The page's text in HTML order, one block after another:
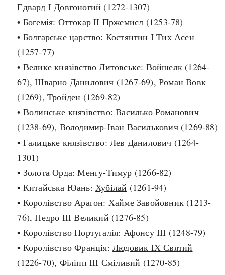
СЬОГОДНІ
ЗАГОЛОВКИ
ПРАВИЛА ЖИТТЯ
ВИ (НЕ) ЗНАЛИ
ПОДКАСТИ
КРУГЛІ ДАТИ
КАРТИ
НОТА БЕНЕ
ФОТОІСТОРІЇ
ПРЯМА МОВА
МОЯ ІСТОРІЯ
Рубрики
Битви і війни
Кримінал
Культура і мистецтво
Людина і суспільство
Наука, освіта і техніка
Україна
Княжа доба
Українська революція
Хронологія
Античні часи
Едвард I Довгоногий (1272-1307)
• Богемія: Оттокар II Пржемисл (1253-78)
• Болгарське царство: Костянтин I Тих Асен
(1257-77)
• Велике князівство Литовське: Войшелк (1264-
67), Шварно Данилович (1267-69), Роман Вовк
(1269),Тройден (1269-82)
• Волинське князівство: Василько Романович
(1238-69), Володимир-Іван Василькович (1269-88)
• Галицьке князівство: Лев Данилович (1264-
1301)
• Золота Орда: Менгу-Тимур (1266-82)
• Китайська Юань:Хубілай (1261-94)
• Королівство Арагон: Хайме Завойовник (1213-
76), Педро III Великий (1276-85)
• Королівство Португалія: Афонсу III (1248-79)
• Королівство Франція:Людовик IX Святий
(1226-70), Філіпп III Сміливий (1270-85)